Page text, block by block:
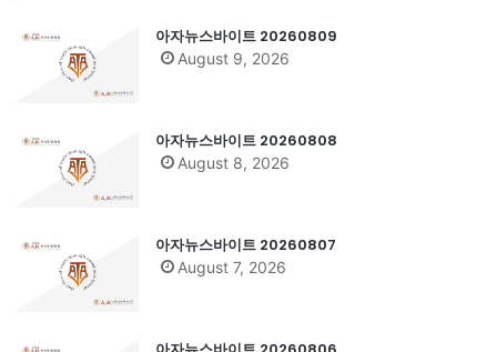
아자뉴스바이트 20260809
August 9, 2026
아자뉴스바이트 20260808
August 8, 2026
아자뉴스바이트 20260807
August 7, 2026